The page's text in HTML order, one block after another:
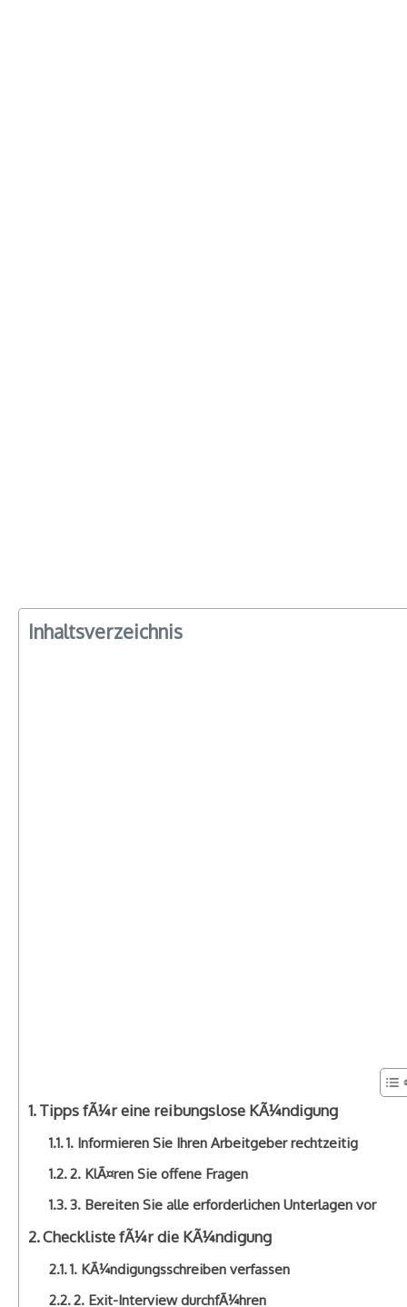
Inhaltsverzeichnis
Tipps fÃ¼r eine reibungslose KÃ¼ndigung
1. Informieren Sie Ihren Arbeitgeber rechtzeitig
2. KlÃ¤ren Sie offene Fragen
3. Bereiten Sie alle erforderlichen Unterlagen vor
Checkliste fÃ¼r die KÃ¼ndigung
1. KÃ¼ndigungsschreiben verfassen
2. Exit-Interview durchfÃ¼hren